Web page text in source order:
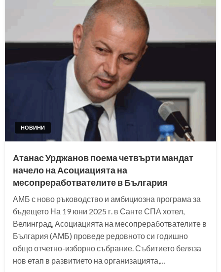
НОВИНИ
Атанас Урджанов поема четвърти мандат
начело на Асоциацията на
месопреработвателите в България
АМБ с ново ръководство и амбициозна програма за
бъдещето На 19 юни 2025 г. в Санте СПА хотел,
Велинград, Асоциацията на месопреработвателите в
България (АМБ) проведе редовното си годишно
общо отчетно-изборно събрание. Събитието беляза
нов етап в развитието на организацията,…